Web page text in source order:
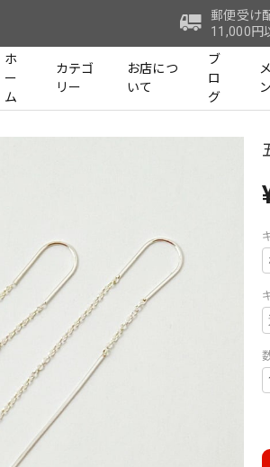
郵便受け
11,000円
ホ
ー
ム
カテゴ
リー
お店につ
いて
ブ
ロ
グ